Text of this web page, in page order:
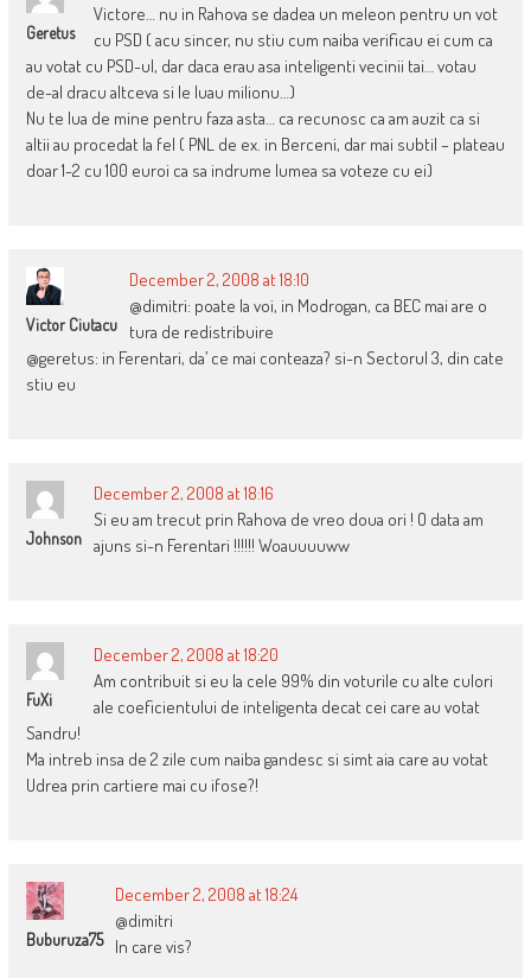
Geretus
Victore… nu in Rahova se dadea un meleon pentru un vot
cu PSD ( acu sincer, nu stiu cum naiba verificau ei cum ca
au votat cu PSD-ul, dar daca erau asa inteligenti vecinii tai… votau
de-al dracu altceva si le luau milionu…)
Nu te lua de mine pentru faza asta… ca recunosc ca am auzit ca si
altii au procedat la fel ( PNL de ex. in Berceni, dar mai subtil – plateau
doar 1-2 cu 100 euroi ca sa indrume lumea sa voteze cu ei)
Victor Ciutacu
December 2, 2008 at 18:10
@dimitri: poate la voi, in Modrogan, ca BEC mai are o
tura de redistribuire
@geretus: in Ferentari, da’ ce mai conteaza? si-n Sectorul 3, din cate
stiu eu
Johnson
December 2, 2008 at 18:16
Si eu am trecut prin Rahova de vreo doua ori ! O data am
ajuns si-n Ferentari !!!!!! Woauuuuww
FuXi
December 2, 2008 at 18:20
Am contribuit si eu la cele 99% din voturile cu alte culori
ale coeficientului de inteligenta decat cei care au votat
Sandru!
Ma intreb insa de 2 zile cum naiba gandesc si simt aia care au votat
Udrea prin cartiere mai cu ifose?!
Buburuza75
December 2, 2008 at 18:24
@dimitri
In care vis?